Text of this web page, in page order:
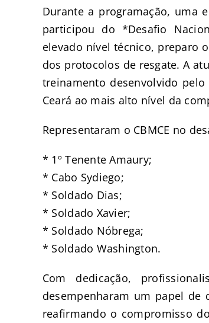
Durante a programação, uma
participou do *Desafio
elevado nível técnico, preparo
dos protocolos de resgate. A
treinamento desenvolvido
Ceará ao mais alto nível da
Representaram o CBMCE no
* 1º Tenente Amaury;
* Cabo Sydiego;
* Soldado Dias;
* Soldado Xavier;
* Soldado Nóbrega;
* Soldado Washington.
Com dedicação,
desempenharam um papel de
reafirmando o compromisso